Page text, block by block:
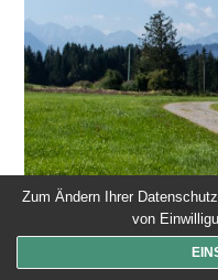
Zum Ändern Ihrer
von